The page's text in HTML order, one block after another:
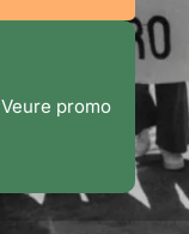
Veure promo